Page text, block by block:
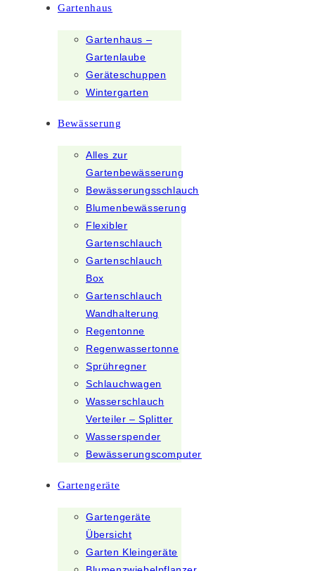
Gartenhaus
Gartenhaus –
Gartenlaube
Geräteschuppen
Wintergarten
Bewässerung
Alles zur
Gartenbewässerung
Bewässerungsschlauch
Blumenbewässerung
Flexibler
Gartenschlauch
Gartenschlauch
Box
Gartenschlauch
Wandhalterung
Regentonne
Regenwassertonne
Sprühregner
Schlauchwagen
Wasserschlauch
Verteiler – Splitter
Wasserspender
Bewässerungscomputer
Gartengeräte
Gartengeräte
Übersicht
Garten Kleingeräte